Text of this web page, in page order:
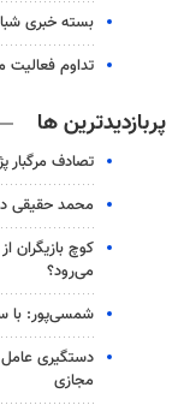
بسته خبری شبانه ۱۵ مردادماه ۱۴۰۵ سیستان و
تداوم
پربازدیدترین ها
تصادف مرگبار
محمد حقیقی
کوچ
می‌رود؟
شمسی‌پور: با
دستگیری عامل
مجازی